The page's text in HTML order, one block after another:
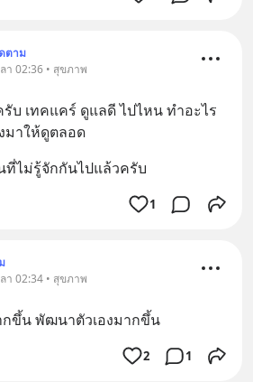
ตาม
า 02:36 • สุขภาพ
บ เทคแคร์ ดูแลดี ไปไหน ทำอะไร
มาให้ดูตลอด
ไม่รู้จักกันไปแล้วครับ
1
า 02:34 • สุขภาพ
กขึ้น พัฒนาตัวเองมากขึ้น
2 1